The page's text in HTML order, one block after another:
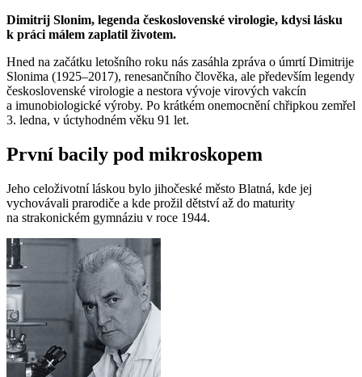
Dimitrij Slonim, legenda československé virologie, kdysi lásku
k práci málem zaplatil životem.
Hned na začátku letošního roku nás zasáhla zpráva o úmrtí Dimitrije
Slonima (1925–2017), renesančního člověka, ale především legendy
československé virologie a nestora vývoje virových vakcín
a imunobiologické výroby. Po krátkém onemocnění chřipkou zemřel
3. ledna, v úctyhodném věku 91 let.
První bacily pod mikroskopem
Jeho celoživotní láskou bylo jihočeské město Blatná, kde jej
vychovávali prarodiče a kde prožil dětství až do maturity
na strakonickém gymnáziu v roce 1944.